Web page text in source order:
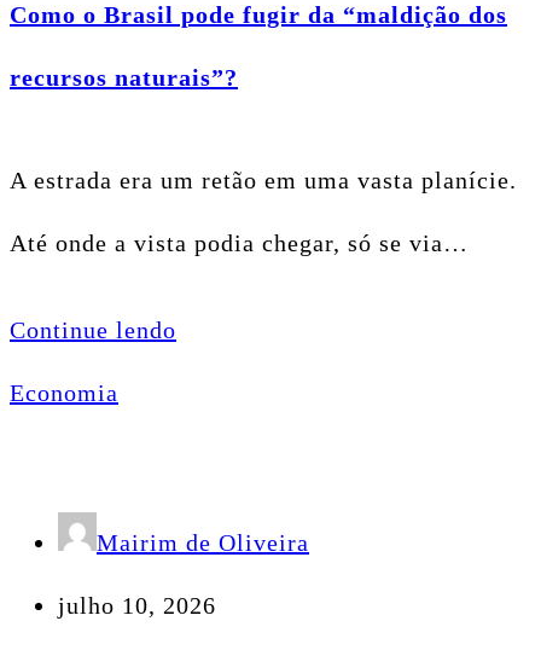
Como o Brasil pode fugir da “maldição dos
recursos naturais”?
A estrada era um retão em uma vasta planície.
Até onde a vista podia chegar, só se via…
Continue lendo
Economia
Mairim de Oliveira
julho 10, 2026